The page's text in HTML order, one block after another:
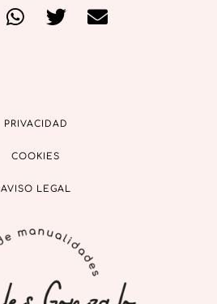
PRIVACIDAD
COOKIES
AVISO LEGAL